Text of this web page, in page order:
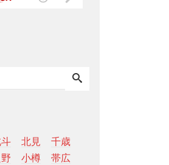
北見
千歳
小樽
帯広